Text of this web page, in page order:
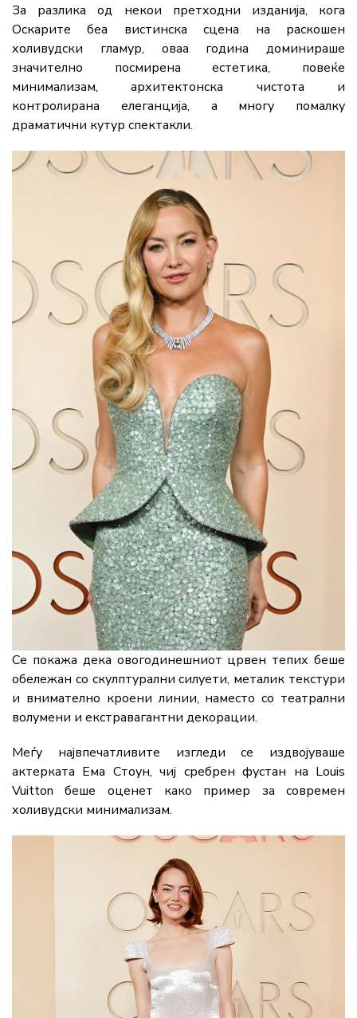
За разликаод некои претходни изданија, кога
Оскаритебеа вистинскасцена на раскошен
холивудски гламур, оваа година доминираше
значително посмиренаестетика, повеќе
минимализам,архитектонска чистота и
контролирана елеганција, а многу помалку
драматични кутур спектакли.
Се покажа дека овогодинешниот црвен тепихбеше
обележан со скулптуралнисилуети, металик текстури
и внимателно кроени линии, наместосо театрални
волумени и екстравагантни декорации.
Меѓу највпечатливите изгледисе издвојуваше
актерката Ема Стоун,чиј сребренфустан на Louis
Vuitton
беше оценет како пример засовремен
холивудски минимализам.